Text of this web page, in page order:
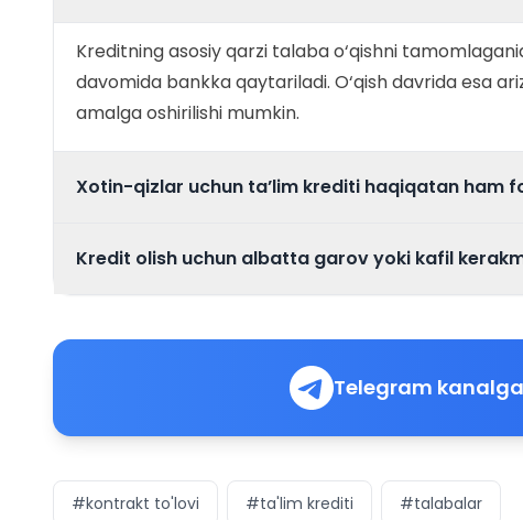
Kreditning asosiy qarzi talaba o‘qishni
davomida bankka qaytariladi. O‘qish davrida esa
amalga oshirilishi mumkin.
Xotin-qizlar uchun ta’lim krediti haqiqatan ham
Kredit olish uchun albatta garov yoki kafil
Telegram
#kontrakt to'lovi #ta'lim krediti #talabalar